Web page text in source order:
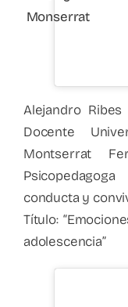
Monserrat
Alejandro
Docente
Montserrat
conducta y
Título:
adolescencia”